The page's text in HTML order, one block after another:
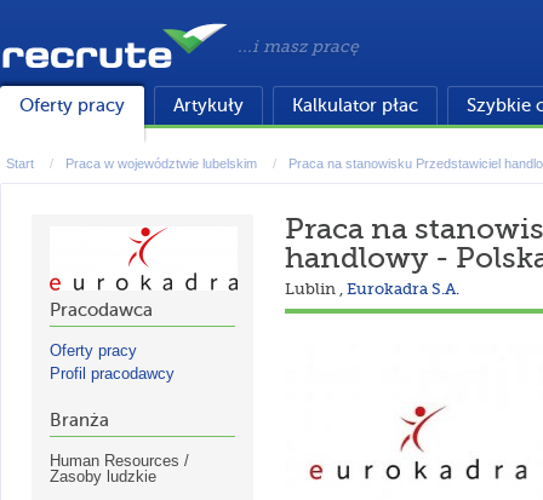
...i masz pracę
Oferty pracy Artykuły Kalkulator płac Szybkie
Start Praca w województwie lubelskim Praca na stanowisku Przedstawiciel
Pracodawca
Oferty pracy
Profil pracodawcy
Branża
Human Resources /
Zasoby ludzkie
Praca na
handlowy -
Lublin, Eurokadra S.A.